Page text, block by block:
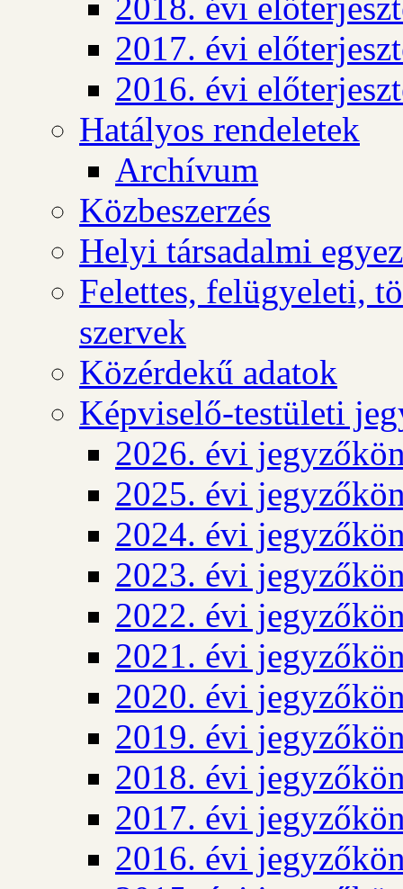
2018. évi
2017. évi
2016. évi
Hatályos rendeletek
Archívum
Közbeszerzés
Helyi társadalmi
Felettes, felügyeleti,
szervek
Közérdekű adatok
Képviselő-testületi
2026. évi
2025. évi
2024. évi
2023. évi
2022. évi
2021. évi
2020. évi
2019. évi
2018. évi
2017. évi
2016. évi